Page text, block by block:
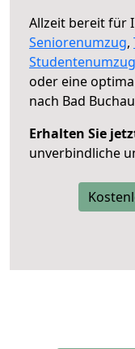
Allzeit bereit für
Seniorenumzug,
Studentenumzug
oder eine
nach Bad
Erhalten Sie
unverbindliche